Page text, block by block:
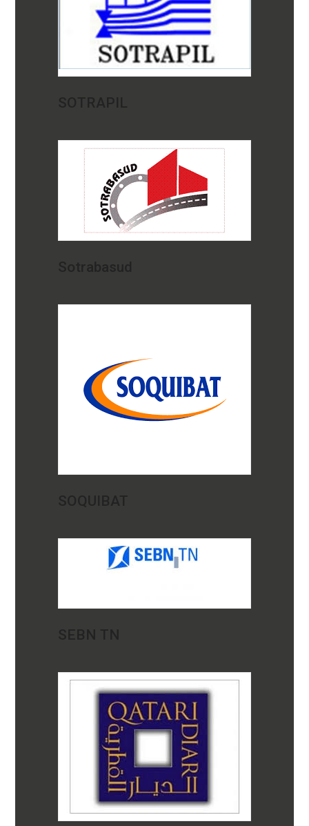
SOTRAPIL
Sotrabasud
SOQUIBAT
SEBN TN